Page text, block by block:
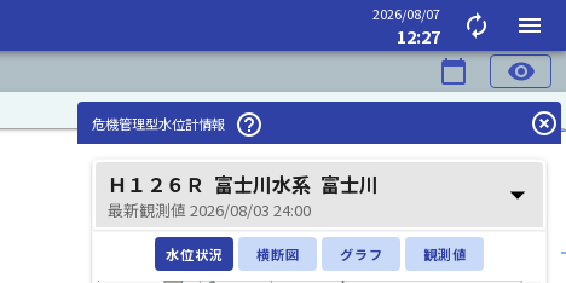
2026/08/07
12:27 autorenew
menu
calendar_today visibility
危機管理型水位計情報 help_outline highlight_off
Ｈ１２６Ｒ 富士川水系 富士川
最新観測値 2026/08/03 24:00 arrow_drop_down
水位状況 横断図 グラフ 観測値